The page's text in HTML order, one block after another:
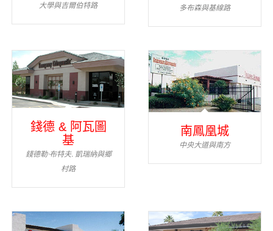
大學與吉爾伯特路 多布森與基線路
錢德 & 阿瓦圖
基
錢德勒·布特夫. 凱瑞納與鄉
村路
南鳳凰城
中央大道與南方